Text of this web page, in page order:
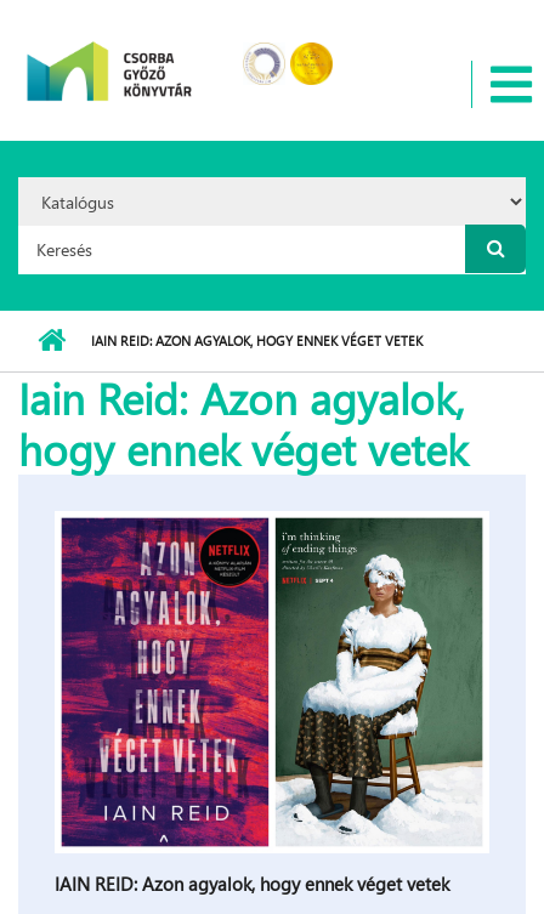
Option:
Keresés űrlap
IAIN REID: AZON AGYALOK, HOGY ENNEK VÉGET VETEK
Iain Reid: Azon agyalok,
hogy ennek véget vetek
IAIN REID: Azon ​agyalok, hogy ennek véget vetek